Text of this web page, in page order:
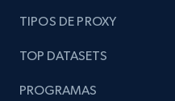
URL, Title, Rating,
988+
TIPOS DE PROXY
TOP DATASETS
PROGRAMAS